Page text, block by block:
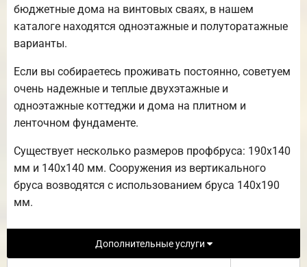
бюджетные дома на винтовых сваях, в нашем
каталоге находятся одноэтажные и полуторатажные
варианты.
Если вы собираетесь проживать постоянно, советуем
очень надежные и теплые двухэтажные и
одноэтажные коттеджи и дома на плитном и
ленточном фундаменте.
Существует несколько размеров профбруса: 190х140
мм и 140х140 мм. Сооружения из вертикального
бруса возводятся с использованием бруса 140х190
мм.
Дополнительные услуги